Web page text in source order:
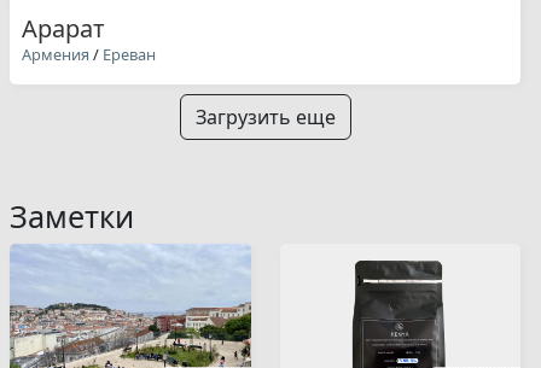
Арарат
Армения / Ереван
Загрузить еще
Заметки